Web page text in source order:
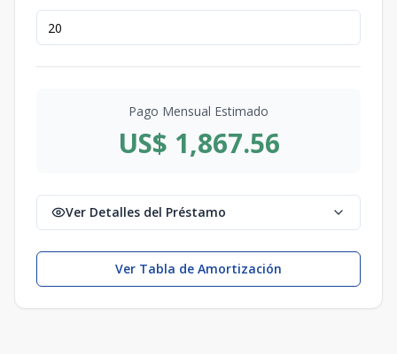
Pago Mensual Estimado
US$ 1,867.56
Ver Detalles del Préstamo
Ver Tabla de Amortización